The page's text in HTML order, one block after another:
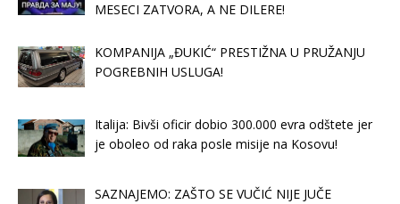
MESECI ZATVORA, A NE DILERE!
KOMPANIJA „ĐUKIĆ“ PRESTIŽNA U PRUŽANJU
POGREBNIH USLUGA!
Italija: Bivši oficir dobio 300.000 evra odštete jer
je oboleo od raka posle misije na Kosovu!
SAZNAJEMO: ZAŠTO SE VUČIĆ NIJE JUČE